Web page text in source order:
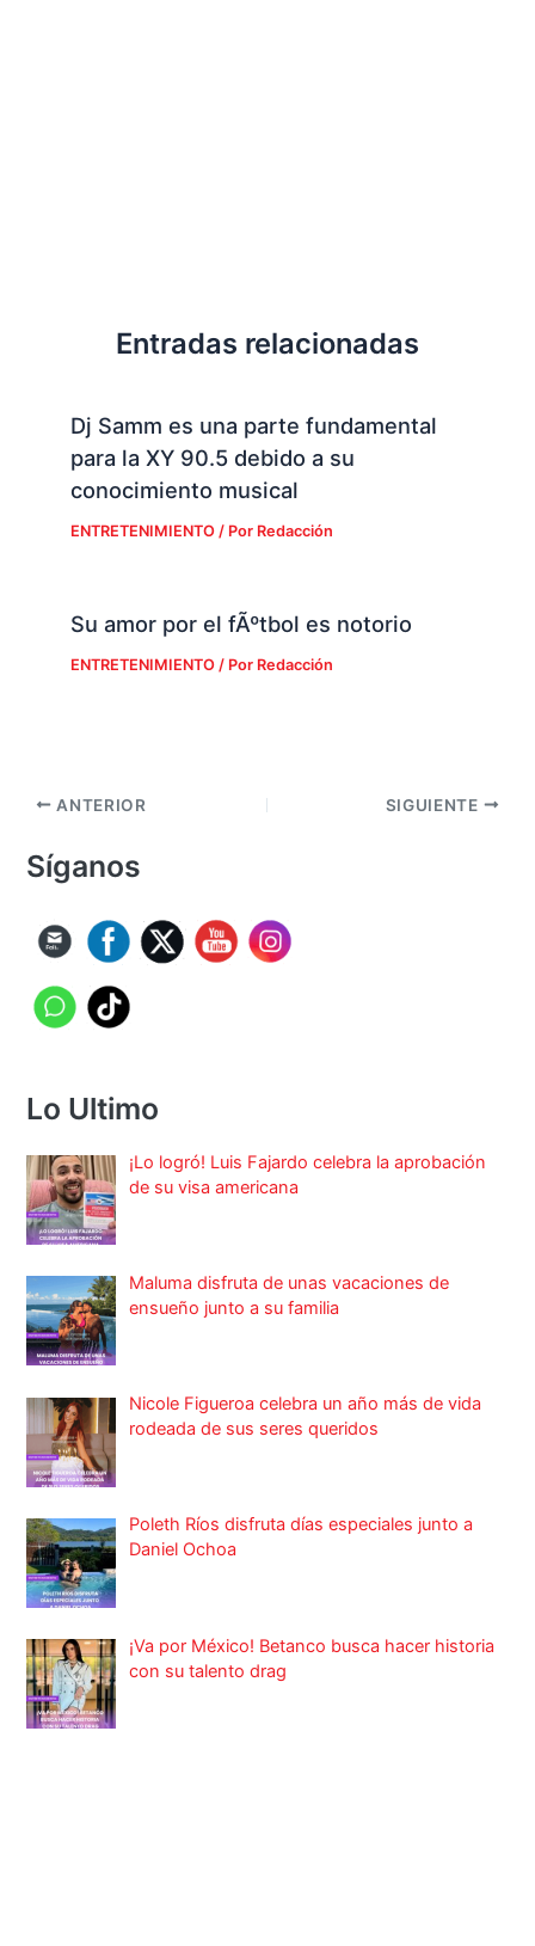
Entradas relacionadas
Dj Samm es una parte fundamental
para la XY 90.5 debido a su
conocimiento musical
ENTRETENIMIENTO/ Por Redacción
Su amor por el fÃºtbol es notorio
ENTRETENIMIENTO/ Por Redacción
ANTERIOR SIGUIENTE
Síganos
Lo Ultimo
¡Lo logró! Luis Fajardo celebra la aprobación
de su visa americana
Maluma disfruta de unas vacaciones de
ensueño junto a su familia
Nicole Figueroa celebra un año más de vida
rodeada de sus seres queridos
Poleth Ríos disfruta días especiales junto a
Daniel Ochoa
¡Va por México! Betanco busca hacer historia
con su talento drag